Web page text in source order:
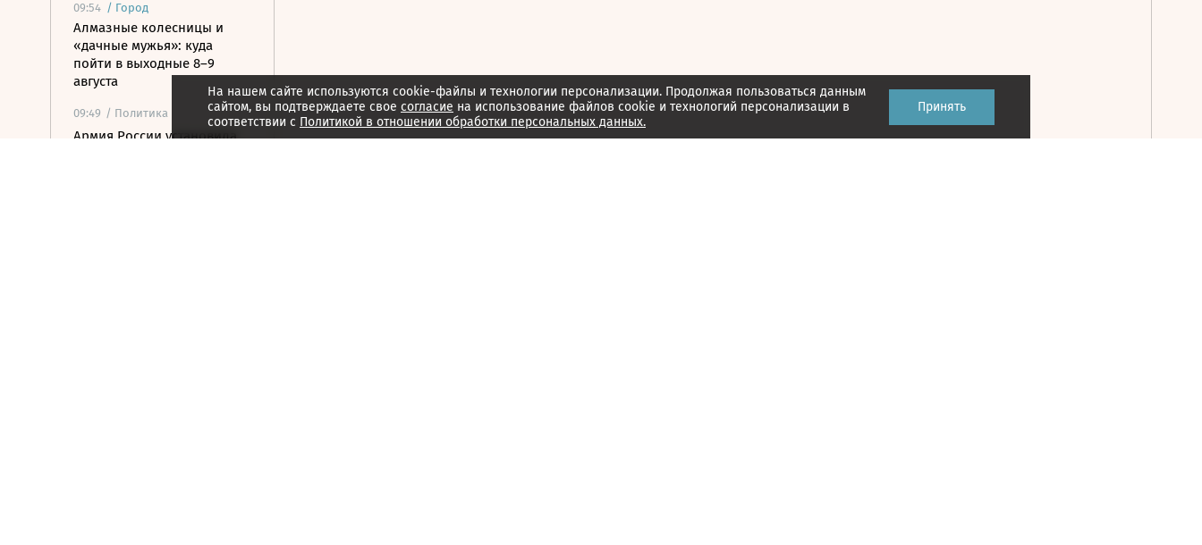
09:54 / Город
Алмазные колесницы и
«дачные мужья»: куда
пойти в выходные 8–9
августа
09:49 / Политика
Армия России установила
На нашем сайте используются cookie-файлы и технологии персонализации. Продолжая пользоваться данным
сайтом, вы подтверждаете свое согласие на использование файлов cookie и технологий персонализации в
соответствии с Политикой в отношении обработки персональных данных.
Принять